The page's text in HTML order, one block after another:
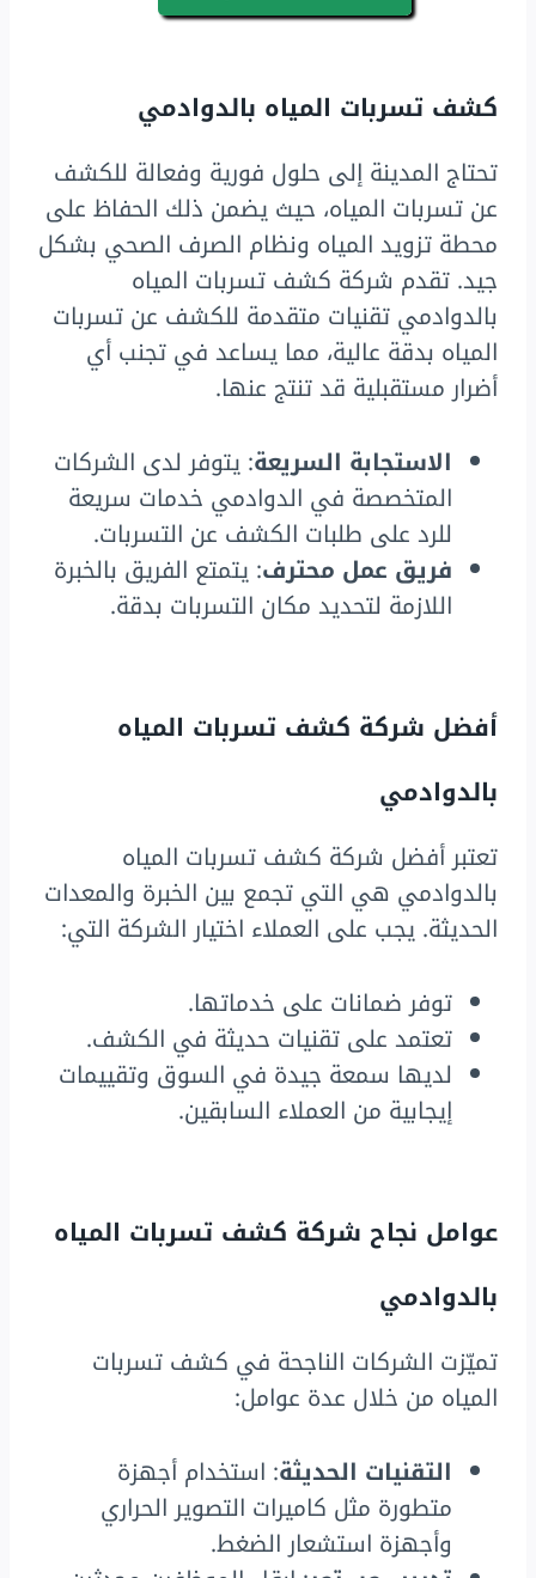
كشف تسربات المياه بالدوادمي
تحتاج المدينة إلى حلول فورية وفعالة للكشف
عن تسربات المياه، حيث يضمن ذلك الحفاظ على
محطة تزويد المياه ونظام الصرف الصحي بشكل
جيد. تقدم شركة كشف تسربات المياه
بالدوادمي تقنيات متقدمة للكشف عن تسربات
المياه بدقة عالية، مما يساعد في تجنب أي
أضرار مستقبلية قد تنتج عنها.
الاستجابة السريعة: يتوفر لدى الشركات
المتخصصة في الدوادمي خدمات سريعة
للرد على طلبات الكشف عن التسربات.
فريق عمل محترف: يتمتع الفريق بالخبرة
اللازمة لتحديد مكان التسربات بدقة.
أفضل شركة كشف تسربات المياه
بالدوادمي
تعتبر أفضل شركة كشف تسربات المياه
بالدوادمي هي التي تجمع بين الخبرة والمعدات
الحديثة. يجب على العملاء اختيار الشركة التي:
توفر ضمانات على خدماتها.
تعتمد على تقنيات حديثة في الكشف.
لديها سمعة جيدة في السوق وتقييمات
إيجابية من العملاء السابقين.
عوامل نجاح شركة كشف تسربات المياه
بالدوادمي
تميّزت الشركات الناجحة في كشف تسربات
المياه من خلال عدة عوامل:
التقنيات الحديثة: استخدام أجهزة
متطورة مثل كاميرات التصوير الحراري
وأجهزة استشعار الضغط.